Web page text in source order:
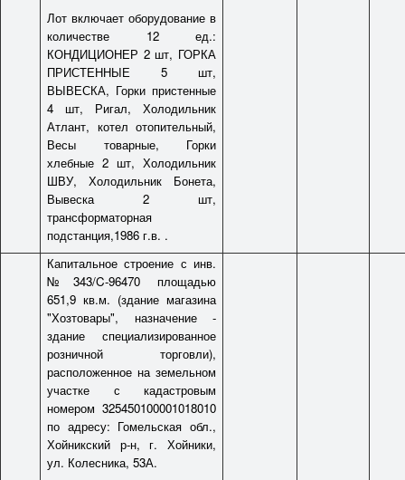
Лот включает оборудование в
количестве 12 ед.:
КОНДИЦИОНЕР 2 шт, ГОРКА
ПРИСТЕННЫЕ 5 шт,
ВЫВЕСКА, Горки пристенные
4 шт, Ригал, Холодильник
Атлант, котел отопительный,
Весы товарные, Горки
хлебные 2 шт, Холодильник
ШВУ, Холодильник Бонета,
Вывеска 2 шт,
трансформаторная
подстанция,1986 г.в. .
Капитальное строение с инв.
№343/C-96470 площадью
651,9 кв.м. (здание магазина
"Хозтовары", назначение -
здание специализированное
розничной торговли),
расположенное на земельном
участке с кадастровым
номером 325450100001018010
по адресу: Гомельская обл.,
Хойникский р-н, г. Хойники,
ул. Колесника, 53А.